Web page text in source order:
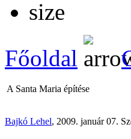
Főoldal
A Santa Maria építése
Bajkó Lehel, 2009. január 07.